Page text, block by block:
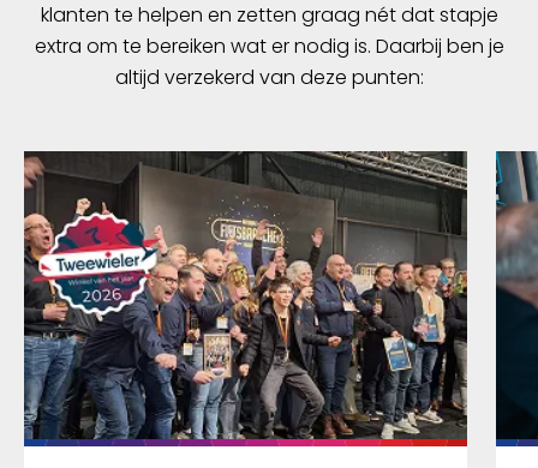
klanten te helpen en zetten graag nét dat stapje
extra om te bereiken wat er nodig is. Daarbij ben je
altijd verzekerd van deze punten: